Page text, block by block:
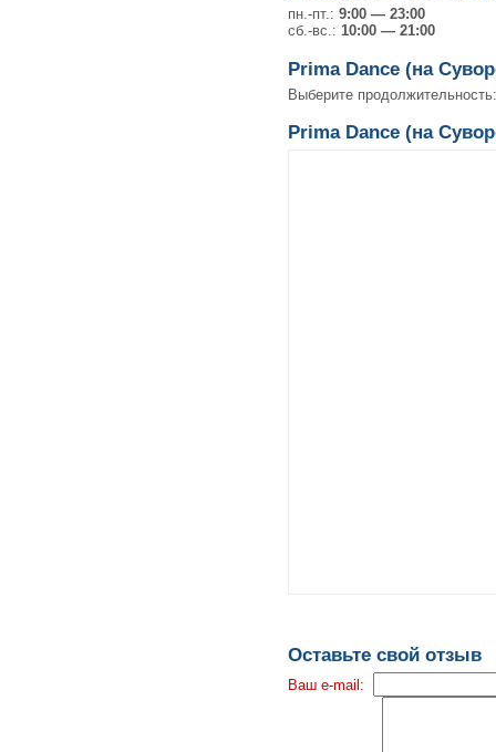
пн.-пт.: 9:00 — 23:00
сб.-вс.: 10:00 — 21:00
Prima Dance (на
Выберите
Prima Dance (на
Оставьте свой отзыв
Ваш e-mail: